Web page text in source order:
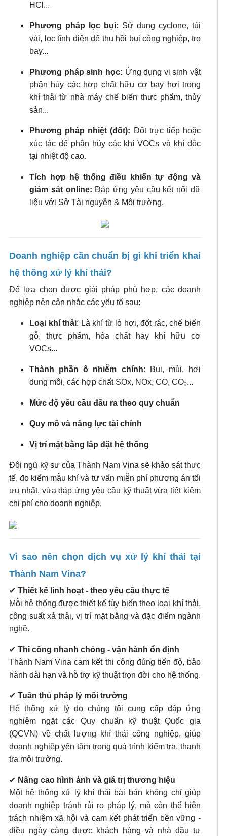
HCl...
Phương pháp lọc bụi: Sử dụng cyclone, túi
vải, lọc tĩnh điện để thu hồi bụi công nghiệp, tro
bay...
Phương pháp sinh học: Ứng dụng vi sinh vật
phân hủy các hợp chất hữu cơ bay hơi trong
khí thải từ nhà máy chế biến thực phẩm, thủy
sản...
Phương pháp nhiệt (đốt): Đốt trực tiếp hoặc
xúc tác để phân hủy các khí VOCs và khí độc
tại nhiệt độ cao.
Tích hợp hệ thống điều khiển tự động và
giám sát online: Đáp ứng yêu cầu kết nối dữ
liệu với Sở Tài nguyên & Môi trường.
Doanh nghiệp cần chuẩn bị gì khi triển khai
hệ thống xử lý khí thải?
Để lựa chọn được giải pháp phù hợp, các doanh
nghiệp nên cân nhắc các yếu tố sau:
Loại khí thải: Là khí từ lò hơi, đốt rác, chế biến
gỗ, thực phẩm, hóa chất hay khí hữu cơ
VOCs...
Thành phần ô nhiễm chính: Bụi, mùi, hơi
dung môi, các hợp chất SOx, NOx, CO, CO₂...
Mức độ yêu cầu đầu ra theo quy chuẩn
Quy mô và năng lực tài chính
Vị trí mặt bằng lắp đặt hệ thống
Đội ngũ kỹ sư của Thành Nam Vina sẽ khảo sát thực
tế, đo kiểm mẫu khí và tư vấn miễn phí phương án tối
ưu nhất, vừa đáp ứng yêu cầu kỹ thuật vừa tiết kiệm
chi phí cho doanh nghiệp.
Vì sao nên chọn dịch vụ xử lý khí thải tại
Thành Nam Vina?
✔ Thiết kế linh hoạt - theo yêu cầu thực tế
Mỗi hệ thống được thiết kế tùy biến theo loại khí thải,
công suất xả thải, vị trí mặt bằng và đặc điểm ngành
nghề.
✔ Thi công nhanh chóng - vận hành ổn định
Thành Nam Vina cam kết thi công đúng tiến độ, bảo
hành dài hạn và hỗ trợ kỹ thuật trọn đời cho hệ thống.
✔ Tuân thủ pháp lý môi trường
Hệ thống xử lý do chúng tôi cung cấp đáp ứng
nghiêm ngặt các Quy chuẩn kỹ thuật Quốc gia
(QCVN) về chất lượng khí thải công nghiệp, giúp
doanh nghiệp yên tâm trong quá trình kiểm tra, thanh
tra môi trường.
✔ Nâng cao hình ảnh và giá trị thương hiệu
Một hệ thống xử lý khí thải bài bản không chỉ giúp
doanh nghiệp tránh rủi ro pháp lý, mà còn thể hiện
trách nhiệm xã hội và cam kết phát triển bền vững -
điều ngày càng được khách hàng và nhà đầu tư